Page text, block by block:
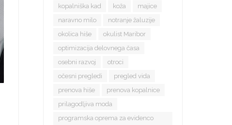
kopalniška kad
koža
majice
naravno milo
notranje žaluzije
okolica hiše
okulist Maribor
optimizacija delovnega časa
osebni razvoj
otroci
očesni pregledi
pregled vida
prenova hiše
prenova kopalnice
prilagodljiva moda
programska oprema za evidenco